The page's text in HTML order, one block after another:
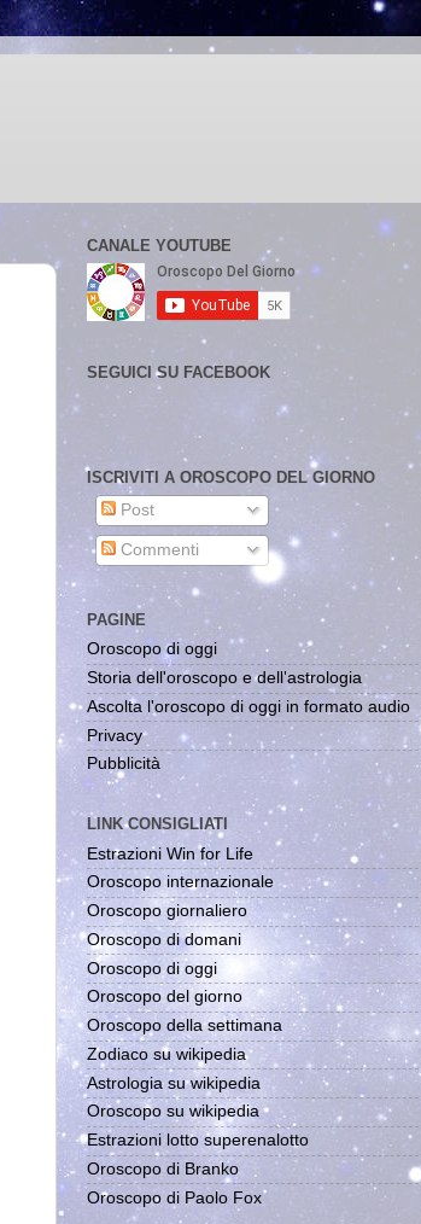
CANALE YOUTUBE
SEGUICI SU FACEBOOK
ISCRIVITI A OROSCOPO DEL GIORNO
Post
Commenti
PAGINE
Oroscopo di oggi
Storia dell'oroscopo e dell'astrologia
Ascolta l'oroscopo di oggi in formato audio
Privacy
Pubblicità
LINK CONSIGLIATI
Estrazioni Win for Life
Oroscopo internazionale
Oroscopo giornaliero
Oroscopo di domani
Oroscopo di oggi
Oroscopo del giorno
Oroscopo della settimana
Zodiaco su wikipedia
Astrologia su wikipedia
Oroscopo su wikipedia
Estrazioni lotto superenalotto
Oroscopo di Branko
Oroscopo di Paolo Fox